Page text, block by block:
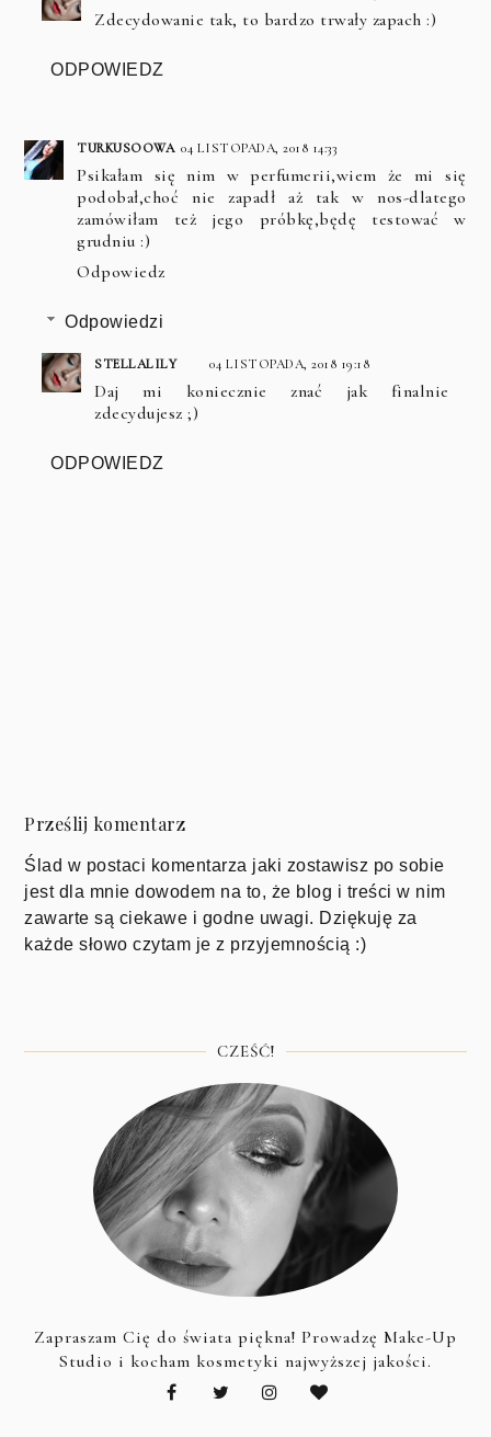
Zdecydowanie tak, to bardzo trwały zapach :)
ODPOWIEDZ
TURKUSOOWA 04 LISTOPADA, 2018 14:33
Psikałam się nim w perfumerii,wiem że mi się
podobał,choć nie zapadł aż tak w nos-dlatego
zamówiłam też jego próbkę,będę testować w
grudniu :)
Odpowiedz
Odpowiedzi
STELLALILY 04 LISTOPADA, 2018 19:18
Daj mi koniecznie znać jak finalnie
zdecydujesz ;)
ODPOWIEDZ
Prześlij komentarz
Ślad w postaci komentarza jaki zostawisz po sobie
jest dla mnie dowodem na to, że blog i treści w nim
zawarte są ciekawe i godne uwagi. Dziękuję za
każde słowo czytam je z przyjemnością :)
CZEŚĆ!
Zapraszam Cię do świata piękna! Prowadzę Make-Up
Studio i kocham kosmetyki najwyższej jakości.